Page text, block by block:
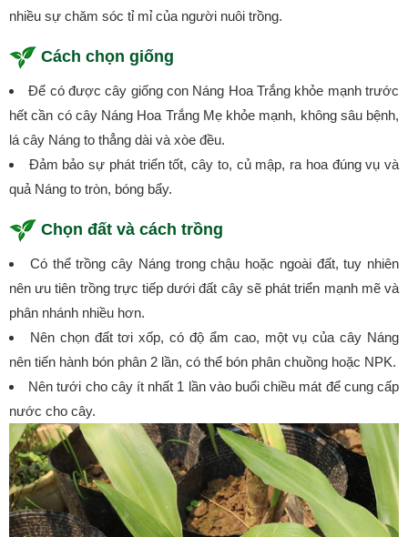
nhiều sự chăm sóc tỉ mỉ của người nuôi trồng.
Cách chọn giống
Để có được cây giống con Náng Hoa Trắng khỏe mạnh trước
hết cần có cây Náng Hoa Trắng Mẹ khỏe mạnh, không sâu bệnh,
lá cây Náng to thẳng dài và xòe đều.
Đảm bảo sự phát triển tốt, cây to, củ mập, ra hoa đúng vụ và
quả Náng to tròn, bóng bẩy.
Chọn đất và cách trồng
Có thể trồng cây Náng trong chậu hoặc ngoài đất, tuy nhiên
nên ưu tiên trồng trực tiếp dưới đất cây sẽ phát triển mạnh mẽ và
phân nhánh nhiều hơn.
Nên chọn đất tơi xốp, có độ ẩm cao, một vụ của cây Náng
nên tiến hành bón phân 2 lần, có thể bón phân chuồng hoặc NPK.
Nên tưới cho cây ít nhất 1 lần vào buổi chiều mát để cung cấp
nước cho cây.